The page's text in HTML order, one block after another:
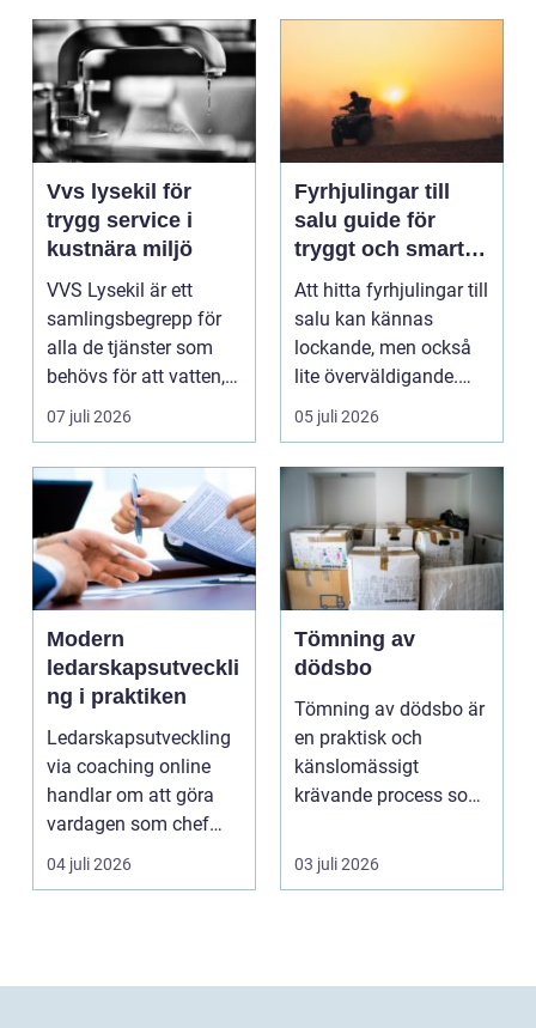
Vvs lysekil för
trygg service i
kustnära miljö
VVS Lysekil är ett
samlingsbegrepp för
alla de tjänster som
behövs för att vatten,
värme och avlopp ...
07 juli 2026
Fyrhjulingar till
salu guide för
tryggt och smart
köp
Att hitta fyrhjulingar till
salu kan kännas
lockande, men också
lite överväldigande.
Utbudet är stor...
05 juli 2026
Modern
ledarskapsutveckli
ng i praktiken
Ledarskapsutveckling
via coaching online
handlar om att göra
vardagen som chef
både mer h...
04 juli 2026
Tömning av
dödsbo
Tömning av dödsbo är
en praktisk och
känslomässigt
krävande process som
gång ell...
03 juli 2026